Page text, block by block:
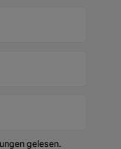
gelesen.